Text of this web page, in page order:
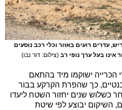
עדרים רועים באזור וכלי רכב נוסעים
אינו בעל ערך נופי רב (צילום: דור נבו)
הכרייה ישוקמו מיד בהתאם
כך שהפרת הקרקע בבור
כשלוש שנים יחזור השטח ליעדו
השיקום יבוצע לפי שיטת